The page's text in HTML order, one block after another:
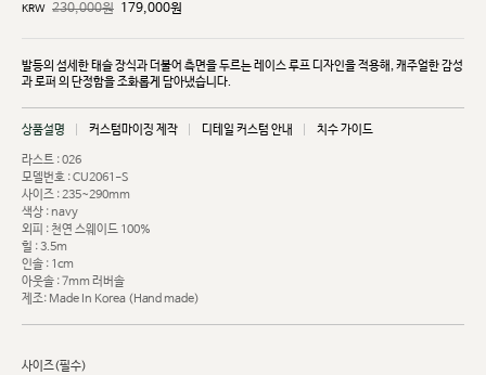
KRW 230,000원 179,000원
발등의 섬세한 태슬 장식과 더불어 측면을 두르는 레이스 루프 디자인을 적용해, 캐주얼한 감성
과 로퍼 의 단정함을 조화롭게 담아냈습니다.
상품설명 커스텀마이징 제작 디테일 커스텀 안내 치수 가이드
라스트 : 026
모델번호 : CU2061-S
사이즈 : 235~290mm
색상 : navy
외피 : 천연 스웨이드 100%
힐 : 3.5m
인솔 : 1cm
아웃솔 : 7mm 러버솔
제조: Made In Korea (Hand made)
사이즈(필수)